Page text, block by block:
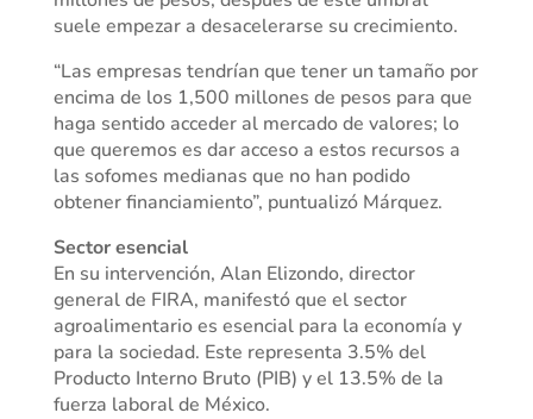
suele empezar a desacelerarse su crecimiento.
“Las empresas tendrían que tener un tamaño por
encima de los 1,500 millones de pesos para que
haga sentido acceder al mercado de valores; lo
que queremos es dar acceso a estos recursos a
las sofomes medianas que no han podido
obtener financiamiento”, puntualizó Márquez.
Sector esencial
En su intervención, Alan Elizondo, director
general de FIRA, manifestó que el sector
agroalimentario es esencial para la economía y
para la sociedad. Este representa 3.5% del
Producto Interno Bruto (PIB) y el 13.5% de la
fuerza laboral de México.